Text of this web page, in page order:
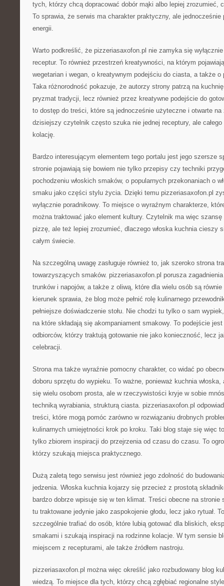
tych, którzy chcą dopracować dobór mąki albo lepiej zrozumieć,
To sprawia, że serwis ma charakter praktyczny, ale jednocześnie
energii.
Warto podkreślić, że pizzeriasaxofon.pl nie zamyka się
receptur. To również przestrzeń kreatywności, na którym
wegetarian i wegan, o kreatywnym podejściu do ciasta, a także
Taka różnorodność pokazuje, że autorzy strony patrzą na
pryzmat tradycji, lecz również przez kreatywne podejście do
to dostęp do treści, które są jednocześnie użyteczne i otwarte na
dzisiejszy czytelnik często szuka nie jednej receptury, ale całego
kolację.
Bardzo interesującym elementem tego portalu jest jego szersze
stronie pojawiają się bowiem nie tylko przepisy czy techniki
pochodzeniu włoskich smaków, o popularnych przekonaniach o
smaku jako części stylu życia. Dzięki temu pizzeriasaxofon.pl
wyłącznie poradnikowy. To miejsce o wyraźnym charakterze,
można traktować jako element kultury. Czytelnik ma więc
pizzę, ale też lepiej zrozumieć, dlaczego włoska kuchnia cieszy
całym świecie.
Na szczególną uwagę zasługuje również to, jak szeroko strona
towarzyszących smaków. pizzeriasaxofon.pl porusza
trunków i napojów, a także z oliwą, które dla wielu osób są
kierunek sprawia, że blog może pełnić rolę kulinarnego
pełniejsze doświadczenie stołu. Nie chodzi tu tylko o sam
na które składają się akompaniament smakowy. To podejście
odbiorców, którzy traktują gotowanie nie jako konieczność, lecz
celebracji.
Strona ma także wyraźnie pomocny charakter, co widać po
doboru sprzętu do wypieku. To ważne, ponieważ kuchnia
się wielu osobom prosta, ale w rzeczywistości kryje w sobie
techniką wyrabiania, strukturą ciasta. pizzeriasaxofon.pl
treści, które mogą pomóc zarówno w rozwiązaniu drobnych
kulinarnych umiejętności krok po kroku. Taki blog staje się więc
tylko zbiorem inspiracji do przejrzenia od czasu do czasu. To
którzy szukają miejsca praktycznego.
Dużą zaletą tego serwisu jest również jego zdolność do
jedzenia. Włoska kuchnia kojarzy się przecież z prostotą
bardzo dobrze wpisuje się w ten klimat. Treści obecne na stronie
tu traktowane jedynie jako zaspokojenie głodu, lecz jako rytuał.
szczególnie trafiać do osób, które lubią gotować dla bliskich,
smakami i szukają inspiracji na rodzinne kolacje. W tym sensie
miejscem z recepturami, ale także źródłem nastroju.
pizzeriasaxofon.pl można więc określić jako rozbudowany blog
wiedzą. To miejsce dla tych, którzy chcą zgłębiać regionalne